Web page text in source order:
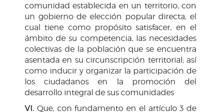
comunidad establecida en un territorio, con
un gobierno de elección popular directa, el
cual tiene como propósito satisfacer, en el
ámbito de su competencia, las necesidades
colectivas de la población que se encuentra
asentada en su circunscripción territorial; así
como inducir y organizar la participación de
los ciudadanos en la promoción del
desarrollo integral de sus comunidades
VI. Que, con fundamento en el artículo 3 de